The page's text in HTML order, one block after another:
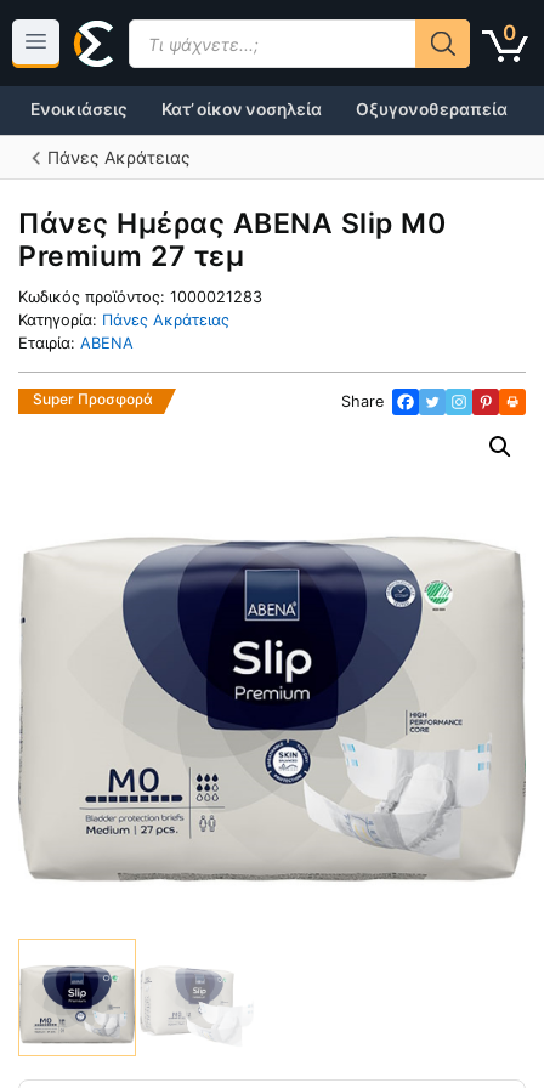
περιεχόμενο
0
Products
search
Κατ’ οίκον νοσηλεία Οξυγονοθεραπεία
Ενοικιάσεις
Πάνες Ακράτειας
Πάνες Ημέρας ABENA Slip M0
Premium 27 τεμ
Κωδικός προϊόντος: 1000021283
Κατηγορία: Πάνες Ακράτειας
Εταιρία: ABENA
Share
Super Προσφορά